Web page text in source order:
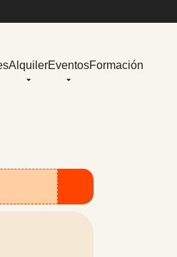
AlquilerEventosFormación